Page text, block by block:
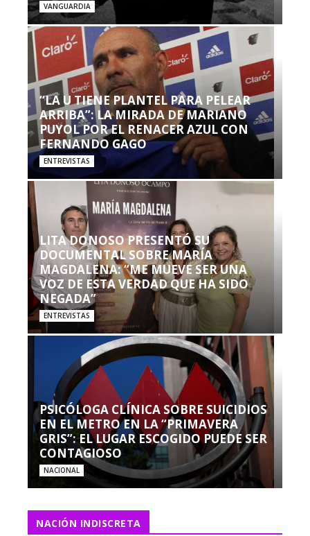
VANGUARDIA
“LA U TIENE PLANTEL PARA PELEAR
ARRIBA”: LA MIRADA DE MARIANO
PUYOL POR EL RENACER AZUL CON
FERNANDO GAGO
ENTREVISTAS
LITA DONOSO PRESENTÓ SU
DOCUMENTAL SOBRE MARÍA
MAGDALENA: “ME MUEVE SER UNA
VOZ DE ESTA VERDAD QUE HA SIDO
NEGADA”
ENTREVISTAS
PSICÓLOGA CLÍNICA SOBRE SUICIDIOS
EN EL METRO EN LA “PRIMAVERA
GRIS”: EL LUGAR ESCOGIDO PUEDE SER
CONTAGIOSO
NACIONAL
NACIÓN INDISCRETA